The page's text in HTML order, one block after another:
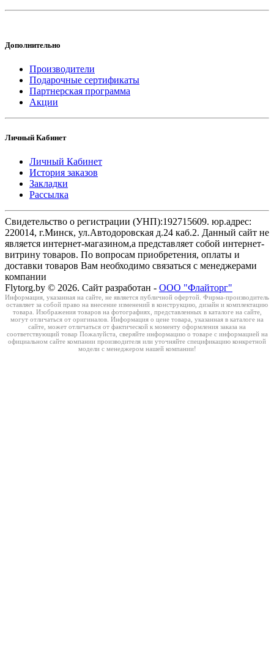
Дополнительно
Производители
Подарочные сертификаты
Партнерская программа
Акции
Личный Кабинет
Личный Кабинет
История заказов
Закладки
Рассылка
Свидетельство о регистрации (УНП):192715609. юр.адрес:
220014, г.Минск, ул.Автодоровская д.24 каб.2. Данный сайт не
является интернет-магазином,а представляет собой интернет-
витрину товаров. По вопросам приобретения, оплаты и
доставки товаров Вам необходимо связаться с менеджерами
компании
Flytorg.by © 2026. Сайт разработан - ООО "Флайторг"
Информация, указанная на сайте, не является публичной офертой. Фирма-производитель
оставляет за собой право на внесение изменений в конструкцию, дизайн и комплектацию
товара. Изображения товаров на фотографиях, представленных в каталоге на сайте,
могут отличаться от оригиналов. Информация о цене товара, указанная в каталоге на
сайте, может отличаться от фактической к моменту оформления заказа на
соответствующий товар Пожалуйста, сверяйте информацию о товаре с информацией на
официальном сайте компании производителя или уточняйте спецификацию конкретной
модели с менеджером нашей компании!